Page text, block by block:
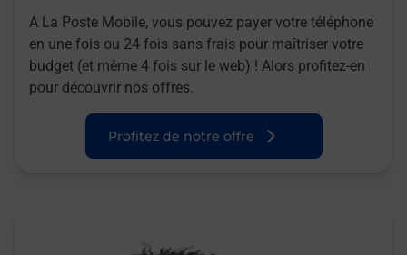
A La Poste Mobile, vous pouvez payer votre téléphone
en une fois ou 24 fois sans frais pour maîtriser votre
budget (et même 4 fois sur le web) ! Alors profitez-en
pour découvrir nos offres.
Profitez de notre offre